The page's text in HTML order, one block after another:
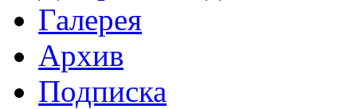
Галерея
Архив
Подписка